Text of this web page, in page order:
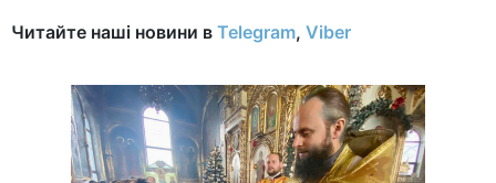
Читайте наші новини в Telegram, Viber